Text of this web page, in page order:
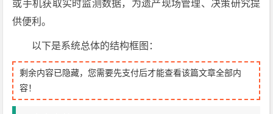
或手机获取实时监测数据，为遗产现场管理、决策研究提
供便利。
以下是系统总体的结构框图：
剩余内容已隐藏，您需要先支付后才能查看该篇文章全部内
容！